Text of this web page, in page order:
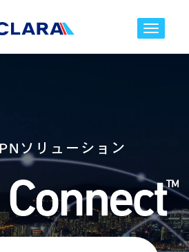
toggle
ソリューション